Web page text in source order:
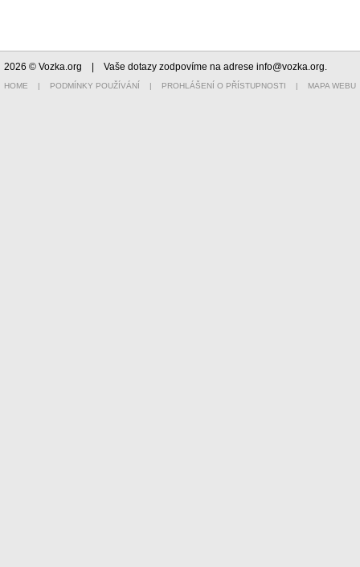
2026 © Vozka.org | Vaše dotazy zodpovíme na adrese info@vozka.org.
HOME | PODMÍNKY POUŽÍVÁNÍ | PROHLÁŠENÍ O PŘÍSTUPNOSTI | MAPA WEBU